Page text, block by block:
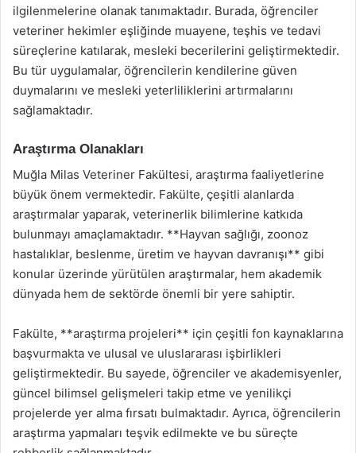
ilgilenmelerine olanak tanımaktadır. Burada, öğrenciler
veteriner hekimler eşliğinde muayene, teşhis ve tedavi
süreçlerine katılarak, mesleki becerilerini geliştirmektedir.
Bu tür uygulamalar, öğrencilerin kendilerine güven
duymalarını ve mesleki yeterliliklerini artırmalarını
sağlamaktadır.
Araştırma Olanakları
Muğla Milas Veteriner Fakültesi, araştırma faaliyetlerine
büyük önem vermektedir. Fakülte, çeşitli alanlarda
araştırmalar yaparak, veterinerlik bilimlerine katkıda
bulunmayı amaçlamaktadır. **Hayvan sağlığı, zoonoz
hastalıklar, beslenme, üretim ve hayvan davranışı** gibi
konular üzerinde yürütülen araştırmalar, hem akademik
dünyada hem de sektörde önemli bir yere sahiptir.
Fakülte, **araştırma projeleri** için çeşitli fon kaynaklarına
başvurmakta ve ulusal ve uluslararası işbirlikleri
geliştirmektedir. Bu sayede, öğrenciler ve akademisyenler,
güncel bilimsel gelişmeleri takip etme ve yenilikçi
projelerde yer alma fırsatı bulmaktadır. Ayrıca, öğrencilerin
araştırma yapmaları teşvik edilmekte ve bu süreçte